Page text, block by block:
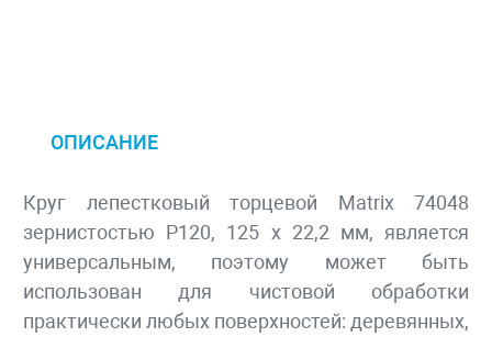
ОПИСАНИЕ
Круг лепестковый торцевой Matrix 74048
зернистостью Р120, 125 х 22,2 мм, является
универсальным, поэтому может быть
использован для чистовой обработки
практически любых поверхностей: деревянных,